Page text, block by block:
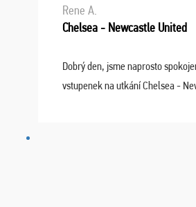
Rene A.
Chelsea - Newcastle United
Dobrý den, jsme naprosto
vstupenek na utkání Chelsea -